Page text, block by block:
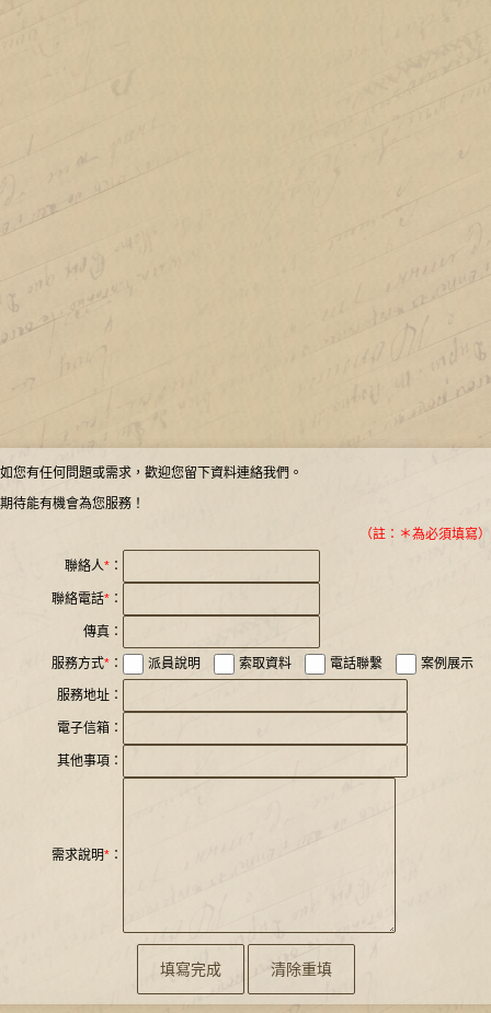
如您有任何問題或需求，歡迎您留下資料連絡我們。
期待能有機會為您服務！
（註：＊為必須填寫）
聯絡人* ：
聯絡電話* ：
傳真：
服務方式* ： 派員說明 索取資料 電話聯繫 案例展示
服務地址：
電子信箱：
其他事項：
需求說明* ：